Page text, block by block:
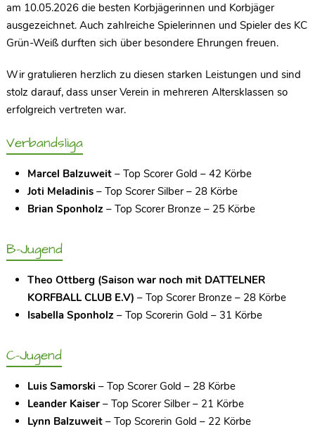
am 10.05.2026 die besten Korbjägerinnen und Korbjäger
ausgezeichnet. Auch zahlreiche Spielerinnen und Spieler des KC
Grün-Weiß durften sich über besondere Ehrungen freuen.
Wir gratulieren herzlich zu diesen starken Leistungen und sind
stolz darauf, dass unser Verein in mehreren Altersklassen so
erfolgreich vertreten war.
Verbandsliga
Marcel Balzuweit– Top Scorer Gold – 42 Körbe
Joti Meladinis– Top Scorer Silber – 28 Körbe
Brian Sponholz– Top Scorer Bronze – 25 Körbe
B-Jugend
Theo Ottberg (Saison war noch mit DATTELNER
KORFBALL CLUB E.V) – Top Scorer Bronze – 28 Körbe
Isabella Sponholz– Top Scorerin Gold – 31 Körbe
C-Jugend
Luis Samorski – Top Scorer Gold – 28 Körbe
Leander Kaiser– Top Scorer Silber – 21 Körbe
Lynn Balzuweit– Top Scorerin Gold – 22 Körbe